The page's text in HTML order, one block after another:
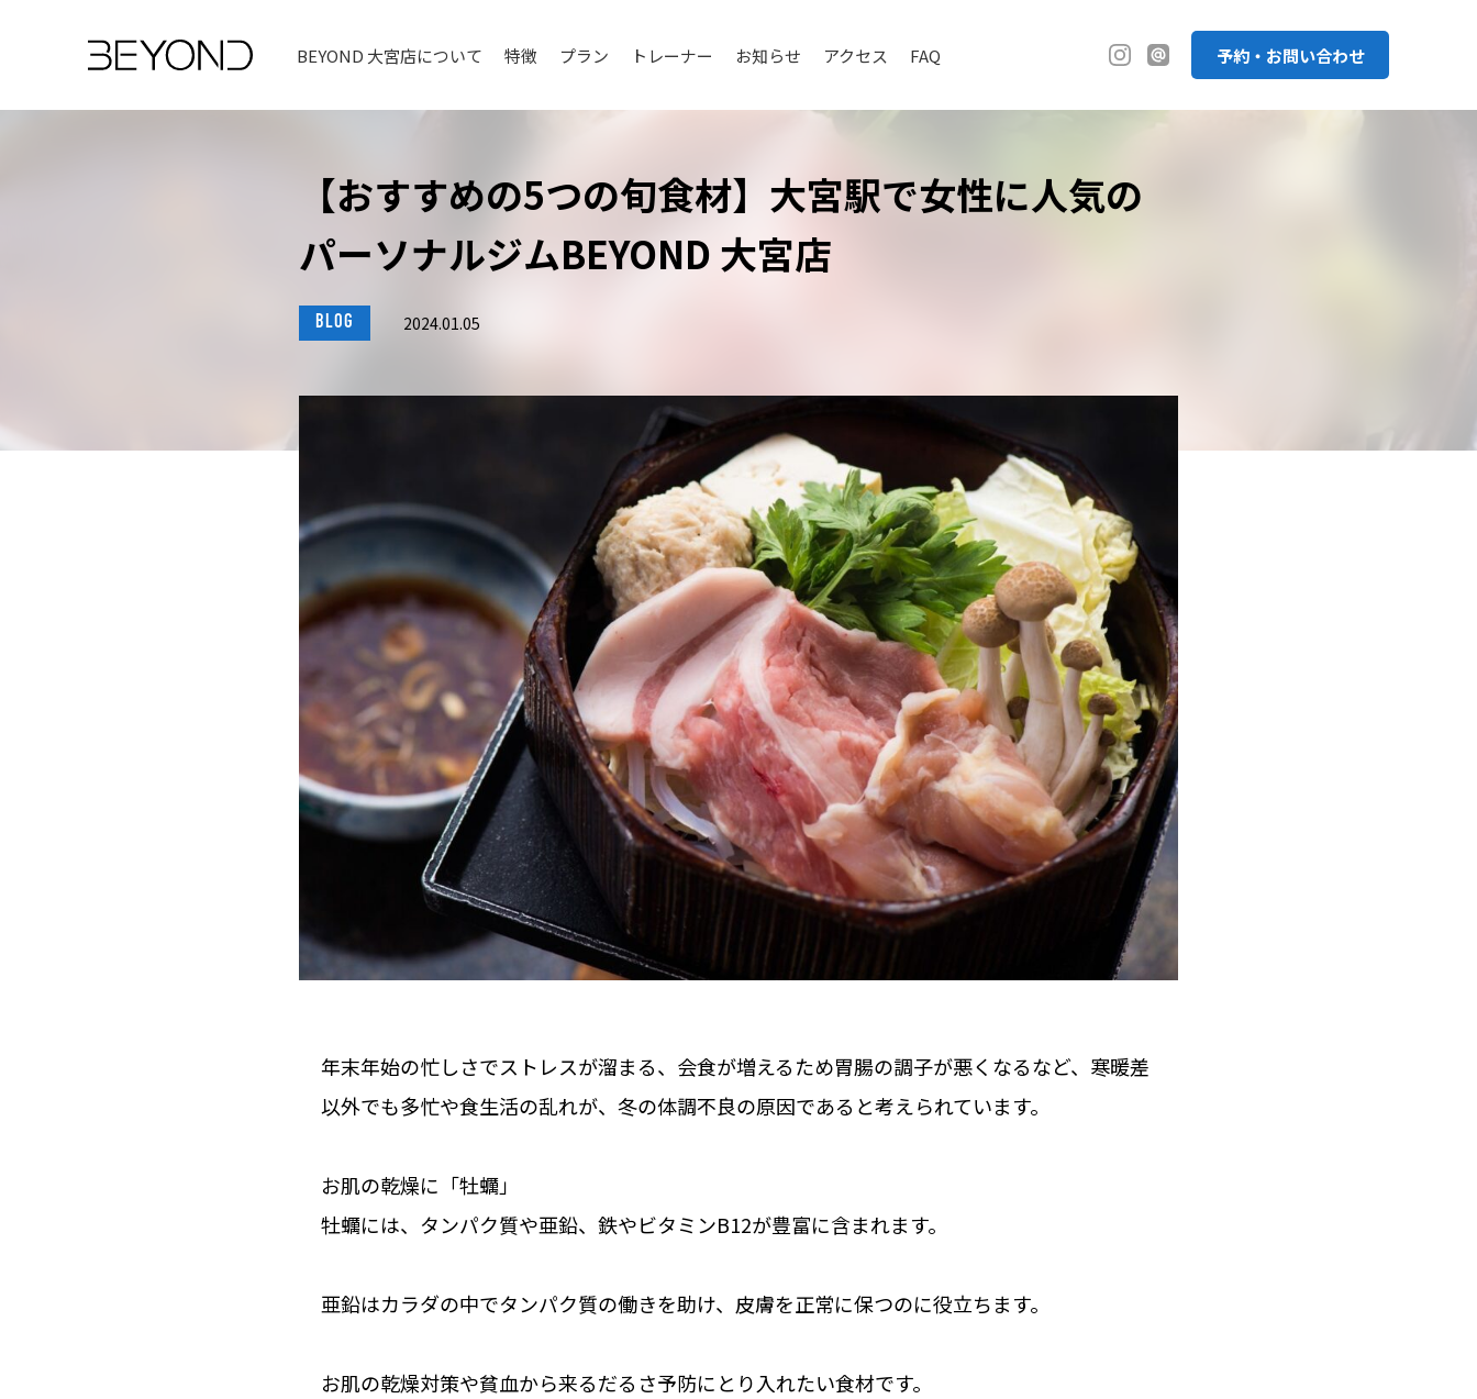
BEYOND 大宮店について 特徴 プラン トレーナー お知らせ アクセス FAQ 予約・お問い合わせ
【おすすめの5つの旬食材】大宮駅で女性に人気の
パーソナルジムBEYOND 大宮店
BLOG 2024.01.05
年末年始の忙しさでストレスが溜まる、会食が増えるため胃腸の調子が悪くなるなど、寒暖差
以外でも多忙や食生活の乱れが、冬の体調不良の原因であると考えられています。
お肌の乾燥に「牡蠣」
牡蠣には、タンパク質や亜鉛、鉄やビタミンB12が豊富に含まれます。
亜鉛はカラダの中でタンパク質の働きを助け、皮膚を正常に保つのに役立ちます。
お肌の乾燥対策や貧血から来るだるさ予防にとり入れたい食材です。